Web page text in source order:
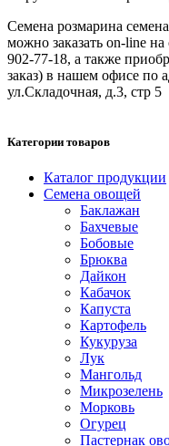
Семена розмарина
можно заказать on-line
902-77-18, а также
заказ) в нашем офисе по
ул.Складочная, д.3, стр 5
Категории товаров
Каталог продукции
Семена овощей
Баклажан
Бахчевые
Бобовые
Брюква
Дайкон
Кабачок
Капуста
Картофель
Кукуруза
Лук
Мангольд
Микрозелень
Морковь
Огурец
Пастернак